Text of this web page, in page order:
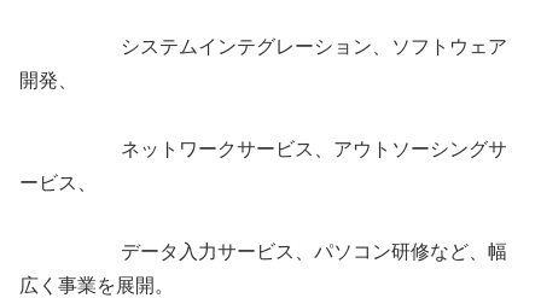
システムインテグレーション、ソフトウェア
開発、
ネットワークサービス、アウトソーシングサ
ービス、
データ入力サービス、パソコン研修など、幅
広く事業を展開。